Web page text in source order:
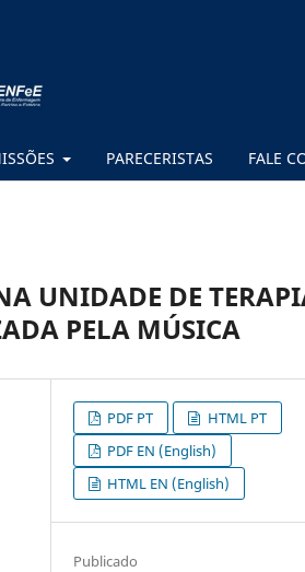
PARECERISTAS FALE
UNIDADE DE
PELA MÚSICA
PDF PT
HTML PT
PDF EN (English)
HTML EN (English)
Publicado